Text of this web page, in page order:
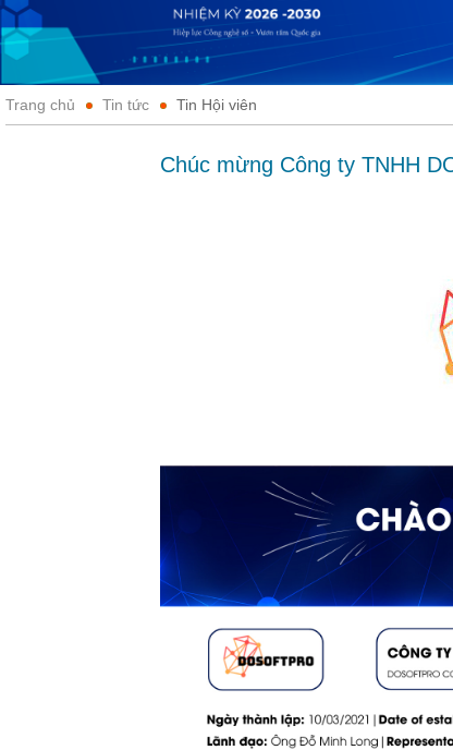
Trang chủ Tin tức Tin Hội viên
Chúc mừng Công ty TNHH